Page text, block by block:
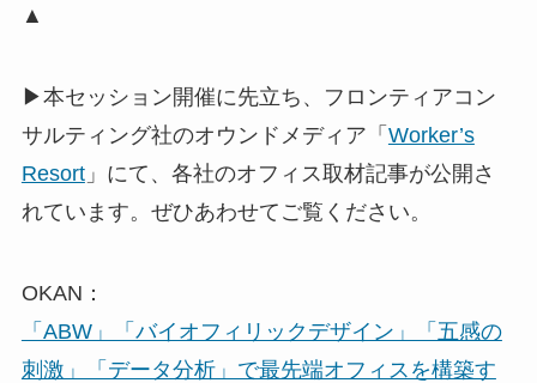
▲
▶本セッション開催に先立ち、フロンティアコン
サルティング社のオウンドメディア「 Worker’s
Resort」にて、各社のオフィス取材記事が公開さ
れています。ぜひあわせてご覧ください。
OKAN：
「ABW」「バイオフィリックデザイン」「五感の
刺激」「データ分析」で最先端オフィスを構築す